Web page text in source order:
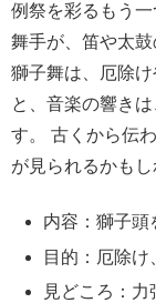
例祭を彩るもう
舞手が、笛や太鼓
獅子舞は、厄除
と、音楽の響き
す。 古くから伝
が見られるかもし
内容：獅子頭
目的：厄除
見どころ：